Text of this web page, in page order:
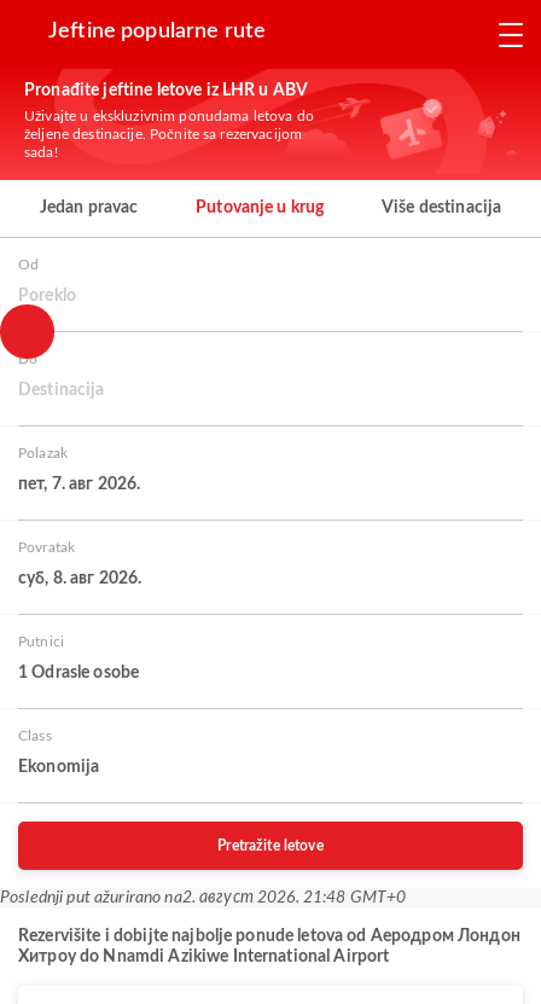
Jeftine popularne rute
Pronađite jeftine letove iz LHR u ABV
Uživajte u ekskluzivnim ponudama letova do
željene destinacije. Počnite sa rezervacijom
sada!
Jedan pravac Putovanje u krug Više destinacija
Od
Poreklo
Do
Destinacija
Polazak
пет, 7. авг 2026.
Povratak
суб, 8. авг 2026.
Putnici
1 Odrasle osobe
Class
Ekonomija
Pretražite letove
Poslednji put ažurirano na2. август 2026. 21:48 GMT+0
Rezervišite i dobijte najbolje ponude letova od Аеродром Лондон
Хитроу do Nnamdi Azikiwe International Airport